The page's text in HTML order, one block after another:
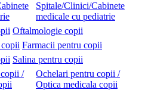
Spitale/Clinici/Cabinete
medicale cu pediatrie
Oftalmologie copii
Farmacii pentru copii
Salina pentru copii
Ochelari pentru copii /
Optica medicala copii